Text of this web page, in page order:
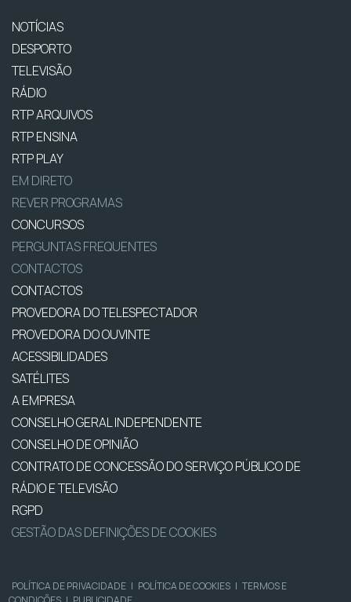
NOTÍCIAS
DESPORTO
TELEVISÃO
RÁDIO
RTP ARQUIVOS
RTP ENSINA
RTP PLAY
EM DIRETO
REVER PROGRAMAS
CONCURSOS
PERGUNTAS FREQUENTES
CONTACTOS
CONTACTOS
PROVEDORA DO TELESPECTADOR
PROVEDORA DO OUVINTE
ACESSIBILIDADES
SATÉLITES
A EMPRESA
CONSELHO GERAL INDEPENDENTE
CONSELHO DE OPINIÃO
CONTRATO DE CONCESSÃO DO SERVIÇO PÚBLICO DE
RÁDIO E TELEVISÃO
RGPD
GESTÃO DAS DEFINIÇÕES DE COOKIES
POLÍTICA DE PRIVACIDADE | POLÍTICA DE COOKIES | TERMOS E